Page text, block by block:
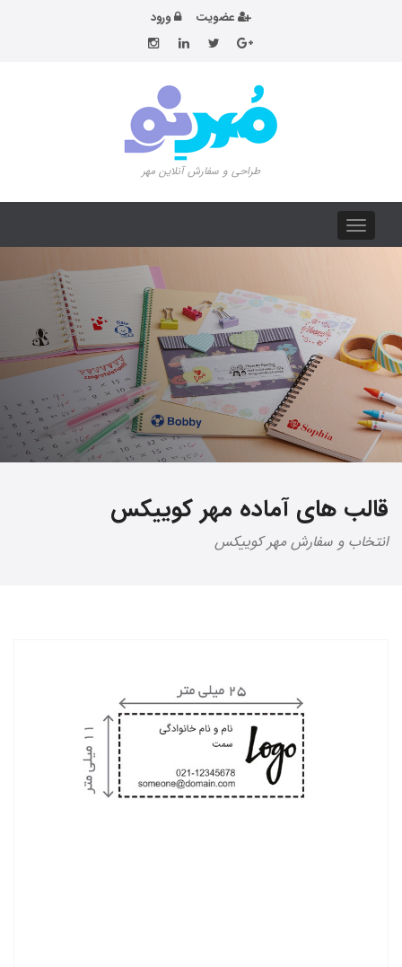
عضویت ورود
طراحی و سفارش آنلاین مهر
Toggle
navigation
قالب های آماده مهر کوییکس
انتخاب و سفارش مهر کوییکس